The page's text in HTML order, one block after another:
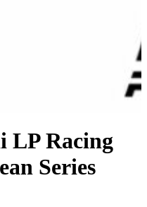
LP Racing
Series